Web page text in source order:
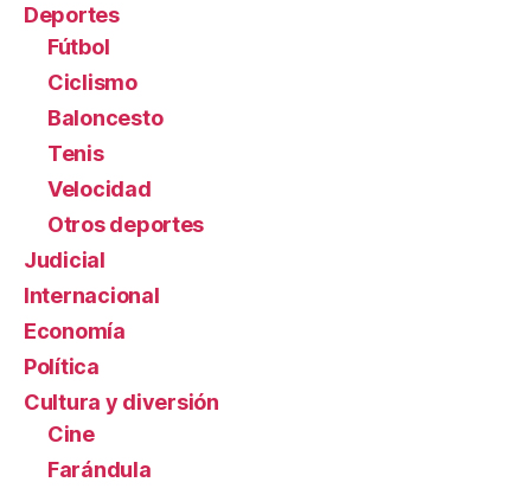
Deportes
Fútbol
Ciclismo
Baloncesto
Tenis
Velocidad
Otros deportes
Judicial
Internacional
Economía
Política
Cultura y diversión
Cine
Farándula